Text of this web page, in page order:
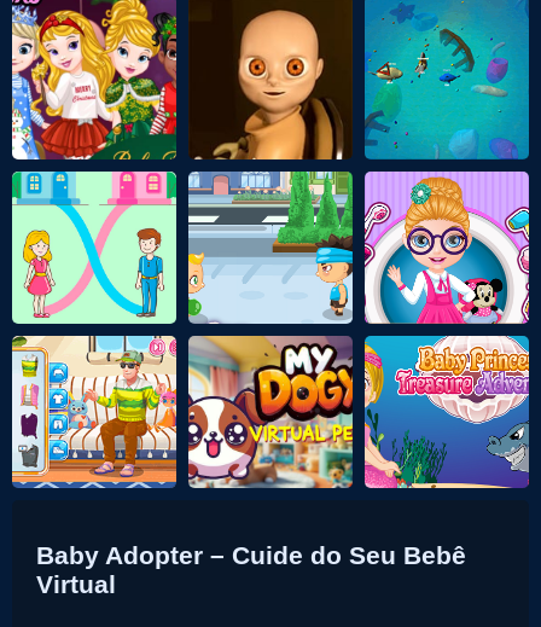
Baby Adopter – Cuide do Seu Bebê
Virtual